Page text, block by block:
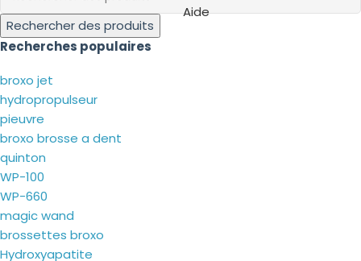
Rechercher des produits
Recherches populaires
broxo jet
hydropropulseur
pieuvre
broxo brosse a dent
quinton
WP-100
WP-660
magic wand
brossettes broxo
Hydroxyapatite
Aide